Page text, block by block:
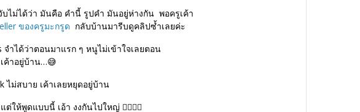
บไม่ได้ว่า มันคือ คำนี้ รูปคำ มันอยู่ห่างกัน พอครูเค้า
ของครูมะกรูด กลับบ้านมารีบดูคลิปซ้ำเลยค่ะ
จำได้ว่าตอนมาแรก ๆ หนูไม่เข้าใจเลยตอน
เค้าอยู่บ้าน…😅
ไม่สบาย เค้าเลยหยุดอยู่บ้าน
แต่ให้พูดแบบนี้ เอ้า งงกันไปใหญ่ 😵‍💫😵‍💫